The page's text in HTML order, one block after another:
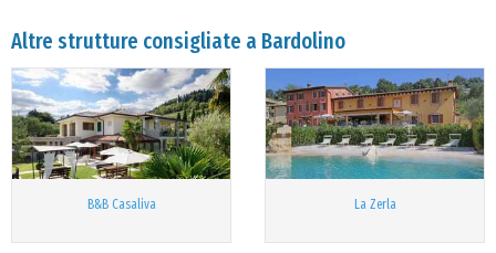
Altre strutture consigliate a Bardolino
B&B Casaliva La Zerla